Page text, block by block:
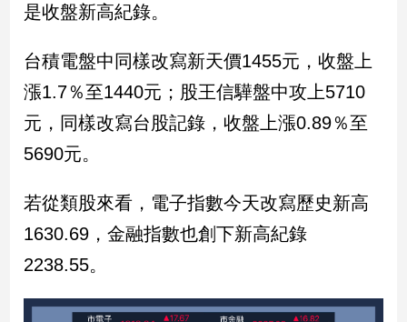
焦
品
點
民
調
國
焦
點
是收盤新高紀錄。
台積電盤中同樣改寫新天價1455元，收盤上
漲1.7％至1440元；股王信驊盤中攻上5710
元，同樣改寫台股記錄，收盤上漲0.89％至
5690元。
若從類股來看，電子指數今天改寫歷史新高
1630.69，金融指數也創下新高紀錄
2238.55。